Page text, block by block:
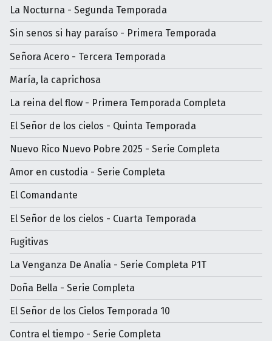
La Nocturna - Segunda Temporada
Sin senos si hay paraíso - Primera Temporada
Señora Acero - Tercera Temporada
María, la caprichosa
La reina del flow - Primera Temporada Completa
El Señor de los cielos - Quinta Temporada
Nuevo Rico Nuevo Pobre 2025 - Serie Completa
Amor en custodia - Serie Completa
El Comandante
El Señor de los cielos - Cuarta Temporada
Fugitivas
La Venganza De Analia - Serie Completa P1T
Doña Bella - Serie Completa
El Señor de los Cielos Temporada 10
Contra el tiempo - Serie Completa